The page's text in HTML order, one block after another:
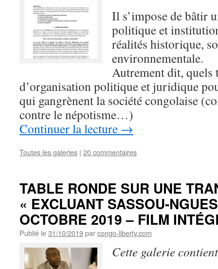
Il s’impose de bâtir
politique et
réalités historique,
environnementale.
Autrement dit, quels
d’organisation politique et juridique
qui gangrènent la société congolaise
contre le népotisme…)
Continuer la lecture →
Toutes les galeries | 20 commentaires
TABLE RONDE SUR UNE
« EXCLUANT SASSOU-
OCTOBRE 2019 – FILM
Publié le31/10/2019parcongo-liberty.com
Cette galerie